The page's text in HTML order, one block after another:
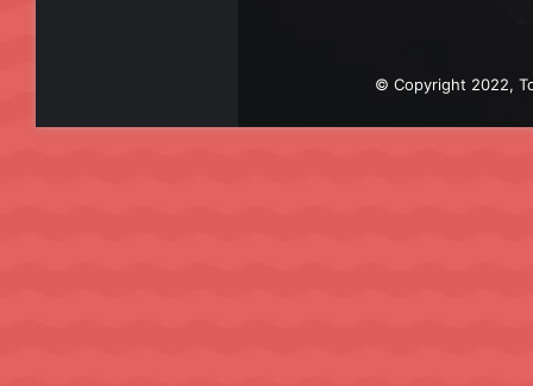
© Copyright 2022,